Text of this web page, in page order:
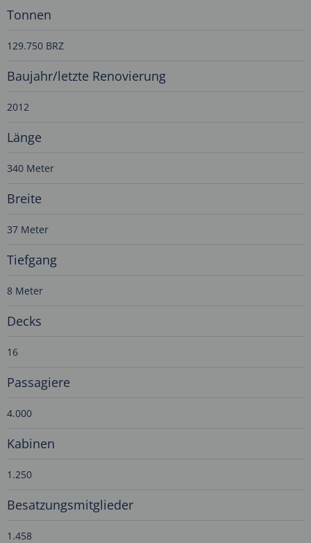
Tonnen
129.750 BRZ
Baujahr/letzte Renovierung
2012
Länge
340 Meter
Breite
37 Meter
Tiefgang
8 Meter
Decks
16
Passagiere
4.000
Kabinen
1.250
Besatzungsmitglieder
1.458